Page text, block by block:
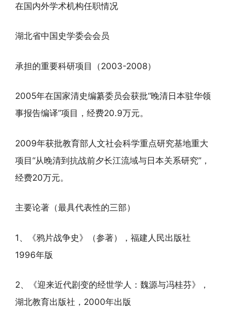
在国内外学术机构任职情况
湖北省中国史学委会会员
承担的重要科研项目（2003-2008）
2005年在国家清史编纂委员会获批“晚清日本驻华领
事报告编译”项目，经费20.9万元。
2009年获批教育部人文社会科学重点研究基地重大
项目“从晚清到抗战前夕长江流域与日本关系研究”，
经费20万元。
主要论著（最具代表性的三部）
1、《鸦片战争史》（参著），福建人民出版社
1996年版
2、《迎来近代剧变的经世学人：魏源与冯桂芬》，
湖北教育出版社，2000年出版